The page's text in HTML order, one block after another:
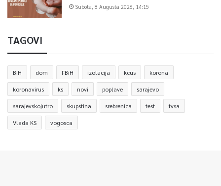
Subota, 8 Augusta 2026, 14:15
TAGOVI
BiH dom FBiH izolacija kcus korona
koronavirus ks novi poplave sarajevo
sarajevskojutro skupstina srebrenica test tvsa
Vlada KS vogosca